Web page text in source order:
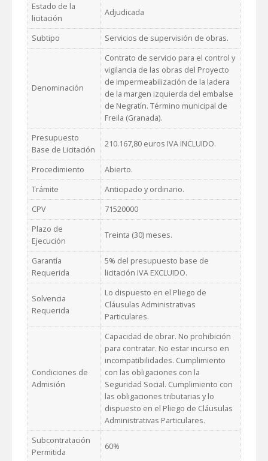
Estado de la
licitación
Adjudicada
Subtipo Servicios de supervisión de obras.
Denominación
Contrato de servicio para el control y
vigilancia de las obras del Proyecto
de impermeabilización de la ladera
de la margen izquierda del embalse
de Negratín. Término municipal de
Freila (Granada).
Presupuesto
Base de Licitación
210.167,80 euros IVA INCLUIDO.
Procedimiento
Abierto.
Trámite
Anticipado y ordinario.
CPV
71520000
Plazo de
Ejecución
Treinta (30) meses.
Garantía
Requerida
5% del presupuesto base de
licitación IVA EXCLUIDO.
Solvencia
Requerida
Lo dispuesto en el Pliego de
Cláusulas Administrativas
Particulares.
Condiciones de
Admisión
Capacidad de obrar. No prohibición
para contratar. No estar incurso en
incompatibilidades. Cumplimiento
con las obligaciones con la
Seguridad Social. Cumplimiento con
las obligaciones tributarias y lo
dispuesto en el Pliego de Cláusulas
Administrativas Particulares.
Subcontratación
Permitida
60%